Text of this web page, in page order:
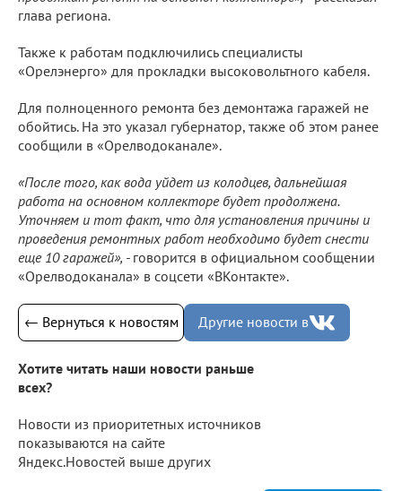
глава региона.
Также к работам подключились специалисты
«Орелэнерго» для прокладки высоковольтного кабеля.
Для полноценного ремонта без демонтажа гаражей не
обойтись. На это указал губернатор, также об этом ранее
сообщили в «Орелводоканале».
«После того, как вода уйдет из колодцев, дальнейшая
работа на основном коллекторе будет продолжена.
Уточняем и тот факт, что для установления причины и
проведения ремонтных работ необходимо будет снести
еще 10 гаражей», - говорится в официальном сообщении
«Орелводоканала» в соцсети «ВКонтакте».
← Вернуться к новостям Другие новости в
Хотите читать наши новости раньше
всех?
Новости из приоритетных источников
показываются на сайте
Яндекс.Новостей выше других